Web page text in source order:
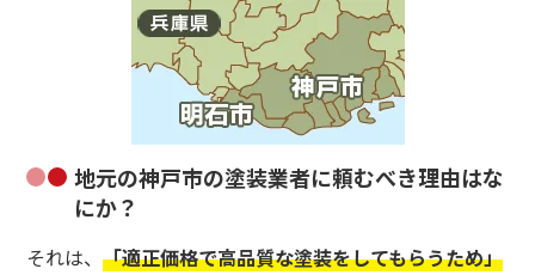
地元の神戸市の塗装業者に頼むべき理由はな
にか？
それは、「適正価格で高品質な塗装をしてもらうため」